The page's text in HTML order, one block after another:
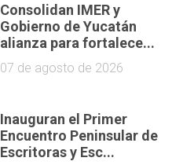
Consolidan IMER y
Gobierno de Yucatán
alianza para fortalece...
07 de agosto de 2026
Inauguran el Primer
Encuentro Peninsular de
Escritoras y Esc...